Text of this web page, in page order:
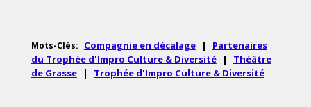
Mots-Clés: Compagnie en décalage |
Partenaires
du Trophée d'Impro Culture & Diversité
|
Théâtre
de Grasse
| Trophée d'Impro Culture & Diversité